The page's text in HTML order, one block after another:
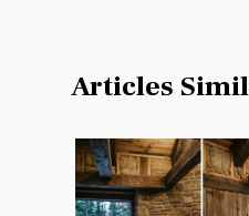
Articles